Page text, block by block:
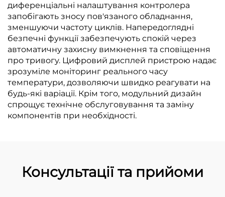
диференціальні налаштування контролера
запобігають зносу пов'язаного обладнання,
зменшуючи частоту циклів. Напередоглядні
безпечні функції забезпечують спокій через
автоматичну захисну вимкнення та сповіщення
про тривогу. Цифровий дисплей пристрою надає
зрозуміле моніторинг реального часу
температури, дозволяючи швидко реагувати на
будь-які варіації. Крім того, модульний дизайн
спрощує технічне обслуговування та заміну
компонентів при необхідності.
Консультації та прийоми